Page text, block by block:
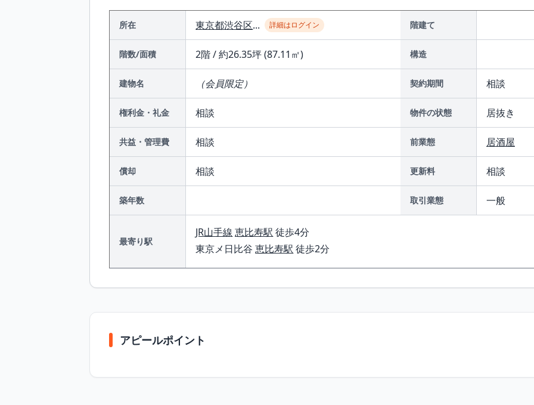
所在 東京都渋谷区... 詳細はログイン 階建て
階数/面積 2階 / 約26.35坪 (87.11㎡) 構造
建物名 （会員限定） 契約期間 相談
権利金・礼金 相談 物件の状態 居抜き
共益・管理費 相談 前業態 居酒屋
償却 相談 更新料 相談
築年数 取引業態 一般
最寄り駅
JR山手線 恵比寿駅 徒歩4分
東京メ日比谷恵比寿駅 徒歩2分
アピールポイント